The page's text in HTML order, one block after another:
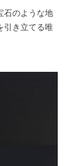
石のような地
引き立てる唯